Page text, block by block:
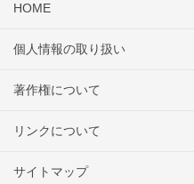
HOME
個人情報の取り扱い
著作権について
リンクについて
サイトマップ